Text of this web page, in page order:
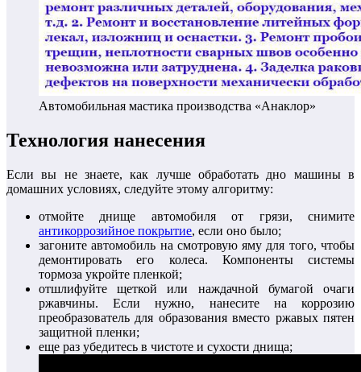
Автомобильная мастика производства «Анаклор»
Технология нанесения
Если вы не знаете, как лучше обработать дно машины в
домашних условиях, следуйте этому алгоритму:
отмойте днище автомобиля от грязи, снимите
антикоррозийное покрытие, если оно было;
загоните автомобиль на смотровую яму для того, чтобы
демонтировать его колеса. Компоненты системы
тормоза укройте пленкой;
отшлифуйте щеткой или наждачной бумагой очаги
ржавчины. Если нужно, нанесите на коррозию
преобразователь для образования вместо ржавых пятен
защитной пленки;
еще раз убедитесь в чистоте и сухости днища;